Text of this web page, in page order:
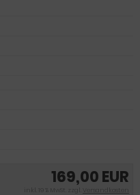
169,00 EUR
inkl. 19 % MwSt. zzgl. Versandkosten